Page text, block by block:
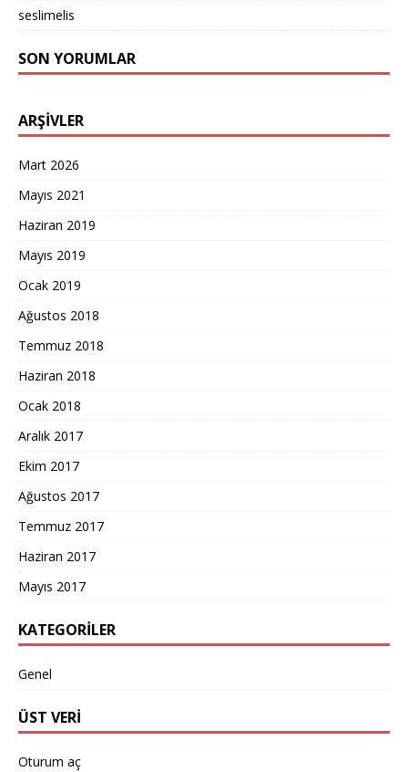
seslimelis
SON YORUMLAR
ARŞIVLER
Mart 2026
Mayıs 2021
Haziran 2019
Mayıs 2019
Ocak 2019
Ağustos 2018
Temmuz 2018
Haziran 2018
Ocak 2018
Aralık 2017
Ekim 2017
Ağustos 2017
Temmuz 2017
Haziran 2017
Mayıs 2017
KATEGORILER
Genel
ÜST VERI
Oturum aç